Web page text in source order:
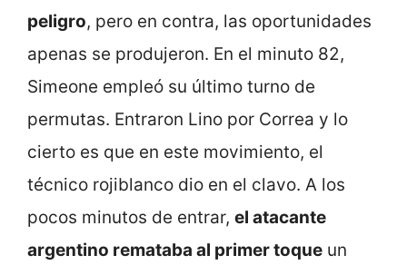
peligro, pero en contra, las oportunidades
apenas se produjeron. En el minuto 82,
Simeone empleó su último turno de
permutas. Entraron Lino por Correa y lo
cierto es que en este movimiento, el
técnico rojiblanco dio en el clavo. A los
pocos minutos de entrar, el atacante
argentino remataba al primer toque un